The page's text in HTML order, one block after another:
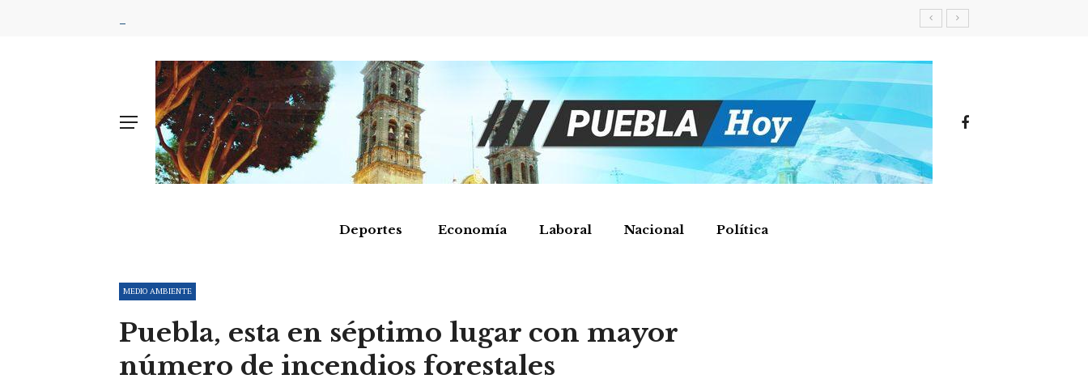
Deportes Economía Laboral Nacional Política
MEDIO AMBIENTE
Puebla, esta en séptimo lugar con mayor
número de incendios forestales